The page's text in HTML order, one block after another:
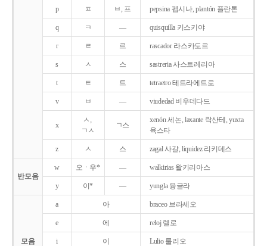
p ㅍ ㅂ, 프 pepsina 펩시나, plantón 플란톤
q ㅋ ― quisquilla 키스키야
r ㄹ 르 rascador 라스카도르
s ㅅ 스 sastreria 사스트레리아
t ㅌ 트 tetraetro 테트라에트로
v ㅂ ― viudedad 비우데다드
x
ㅅ,
ㄱㅅ
ㄱ스
xenón 세논, laxante 락산테, yuxta
육스타
z ㅅ 스 zagal 사갈, liquidez 리키데스
반모음
w 오ㆍ우* ― walkirias 왈키리아스
y 이* ― yungla 융글라
모음
a 아 braceo 브라세오
e 에 reloj 렐로
i 이 Lulio 룰리오